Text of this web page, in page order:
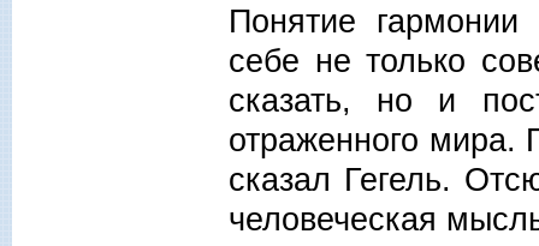
Понятие гармонии
себе не только
сказать, но и
отраженного мира.
сказал Гегель.
человеческая